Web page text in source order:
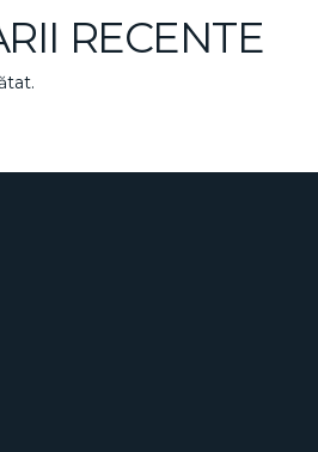
RECENTE